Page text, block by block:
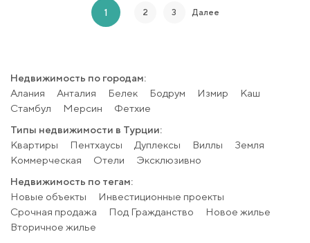
1 2 3 Далее
Недвижимость по городам:
Алания
Анталия Белек Бодрум Измир
Каш
Стамбул
Мерсин
Фетхие
Типы недвижимости в Турции:
Квартиры
Пентхаусы Дуплексы Виллы
Земля
Коммерческая
Отели
Эксклюзивно
Недвижимость по тегам:
Новые объекты
Инвестиционные проекты
Срочная продажа
Под Гражданство
Новое жилье
Вторичное жилье